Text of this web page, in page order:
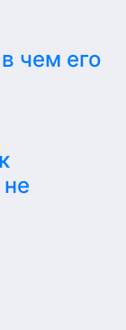
чем его